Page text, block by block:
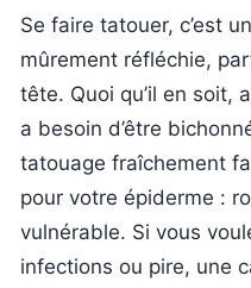
Se faire tatouer, c’est
mûrement réfléchie,
tête. Quoi qu’il en soit,
a besoin d’être
tatouage fraîchement
pour votre épiderme :
vulnérable. Si vous
infections ou pire, une